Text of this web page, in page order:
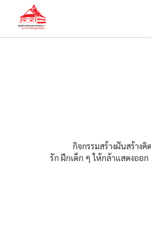
กิจกรรมสร้างฝันสร้างคิดส์
รัก ฝึกเด็ก ๆ ให้กล้าแสดงออก